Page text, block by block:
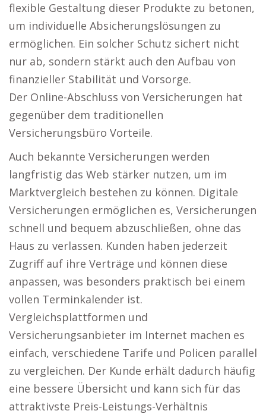
flexible Gestaltung dieser Produkte zu betonen,
um individuelle Absicherungslösungen zu
ermöglichen. Ein solcher Schutz sichert nicht
nur ab, sondern stärkt auch den Aufbau von
finanzieller Stabilität und Vorsorge.
Der Online-Abschluss von Versicherungen hat
gegenüber dem traditionellen
Versicherungsbüro Vorteile.
Auch bekannte Versicherungen werden
langfristig das Web stärker nutzen, um im
Marktvergleich bestehen zu können. Digitale
Versicherungen ermöglichen es, Versicherungen
schnell und bequem abzuschließen, ohne das
Haus zu verlassen. Kunden haben jederzeit
Zugriff auf ihre Verträge und können diese
anpassen, was besonders praktisch bei einem
vollen Terminkalender ist.
Vergleichsplattformen und
Versicherungsanbieter im Internet machen es
einfach, verschiedene Tarife und Policen parallel
zu vergleichen. Der Kunde erhält dadurch häufig
eine bessere Übersicht und kann sich für das
attraktivste Preis-Leistungs-Verhältnis